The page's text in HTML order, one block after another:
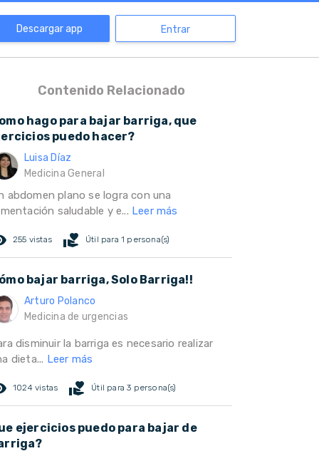
Descargar app Entrar
Contenido Relacionado
hago para bajar barriga, que
puedo hacer?
Luisa Díaz
Medicina General
abdomen plano se logra con una
saludable y e... Leer más
255 vistas volunteer_activism Útil para 1 persona(s)
bajar barriga, Solo Barriga!!
Arturo Polanco
Medicina de urgencias
disminuir la barriga es necesario realizar
dieta... Leer más
1024 vistas volunteer_activism Útil para 3 persona(s)
ejercicios puedo para bajar de